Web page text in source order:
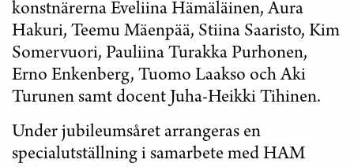
konstnärerna Eveliina Hämäläinen, Aura
Hakuri, Teemu Mäenpää, Stiina Saaristo, Kim
Somervuori, Pauliina Turakka Purhonen,
Erno Enkenberg, Tuomo Laakso och Aki
Turunen samt docent Juha-Heikki Tihinen.
Under jubileumsåret arrangeras en
specialutställning i samarbete med HAM